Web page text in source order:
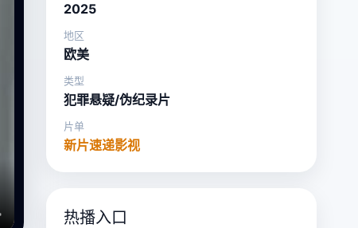
2025
地区
欧美
类型
犯罪悬疑/伪纪录片
片单
新片速递影视
热播入口